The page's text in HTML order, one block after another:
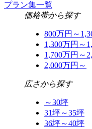
プラン集一覧
価格帯から探す
800万円～
1,300万円～
1,700万円～
2,000万円～
広さから探す
～30坪
31坪～35坪
36坪～40坪